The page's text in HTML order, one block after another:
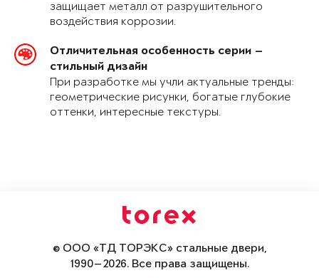
защищает металл от разрушительного
воздействия коррозии.
Отличительная особенность серии —
стильный дизайн
При разработке мы учли актуальные тренды:
геометрические рисунки, богатые глубокие
оттенки, интересные текстуры.
© ООО «ТД ТОРЭКС» стальные двери,
1990—2026. Все права защищены.